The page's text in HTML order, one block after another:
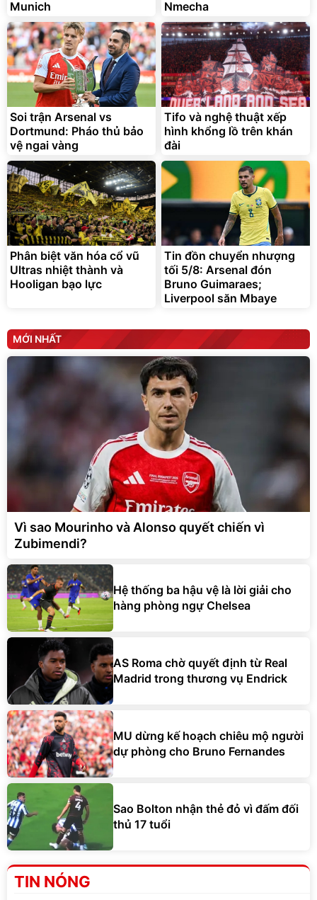
Lót ghế ôtô, nâng lưng
chống nóng giúp thoải mái
trong di chuyển
295.000đ
Đã bán nhiều
Munich
Nmecha
Soi trận Arsenal vs
Dortmund: Pháo thủ bảo
vệ ngai vàng
Tifo và nghệ thuật xếp
hình khổng lồ trên khán
đài
Phân biệt văn hóa cổ vũ
Ultras nhiệt thành và
Hooligan bạo lực
Tin đồn chuyển nhượng
tối 5/8: Arsenal đón
Bruno Guimaraes;
Liverpool săn Mbaye
MỚI NHẤT
Vì sao Mourinho và Alonso quyết chiến vì
Zubimendi?
Hệ thống ba hậu vệ là lời giải cho
hàng phòng ngự Chelsea
AS Roma chờ quyết định từ Real
Madrid trong thương vụ Endrick
MU dừng kế hoạch chiêu mộ người
dự phòng cho Bruno Fernandes
Sao Bolton nhận thẻ đỏ vì đấm đối
thủ 17 tuổi
TIN NÓNG